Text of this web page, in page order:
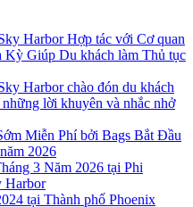
Harbor Hợp tác với Cơ quan
Kỳ Giúp Du khách làm Thủ tục
Harbor chào đón du khách
lời khuyên và nhắc nhở
Miễn Phí bởi Bags Bắt Đầu
2026
3 Năm 2026 tại Phi
Harbor
tại ​Thành phố Phoenix